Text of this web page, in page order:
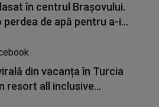
în centrul Brașovului.
de apă pentru a-i...
din vacanța în Turcia
resort all inclusive...